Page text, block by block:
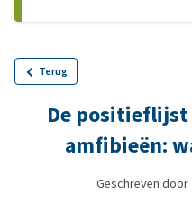
Terug
De
amfibieën:
Geschreven door